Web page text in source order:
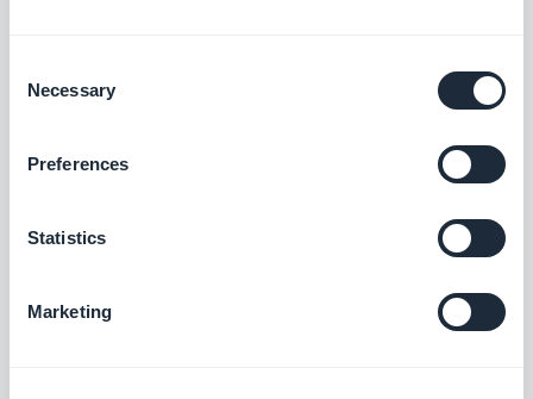
Selection
Necessary
Preferences
Statistics
Marketing
app in modo che gli utenti possano trovare i
tuoi contenuti in un batter d'occhio con